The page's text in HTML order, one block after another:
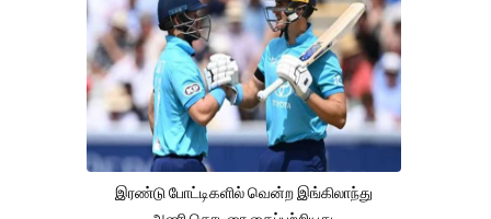
இரண்டு போட்டிகளில் வென்ற இங்கிலாந்து